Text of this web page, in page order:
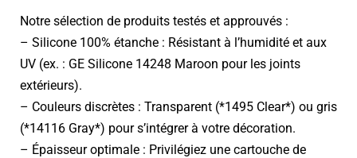
Notre sélection de produits testés et approuvés :
– Silicone 100% étanche : Résistant à l’humidité et aux
UV (ex. : GE Silicone 14248 Maroon pour les joints
extérieurs).
– Couleurs discrètes : Transparent (*1495 Clear*) ou gris
(*14116 Gray*) pour s’intégrer à votre décoration.
– Épaisseur optimale : Privilégiez une cartouche de